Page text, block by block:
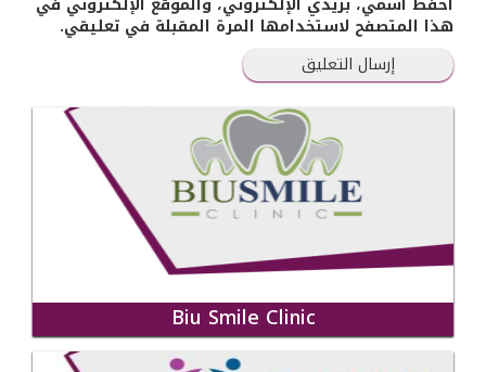
هذا المتصفح لاستخدامها المرة المقبلة في تعليقي.
Biu Smile Clinic